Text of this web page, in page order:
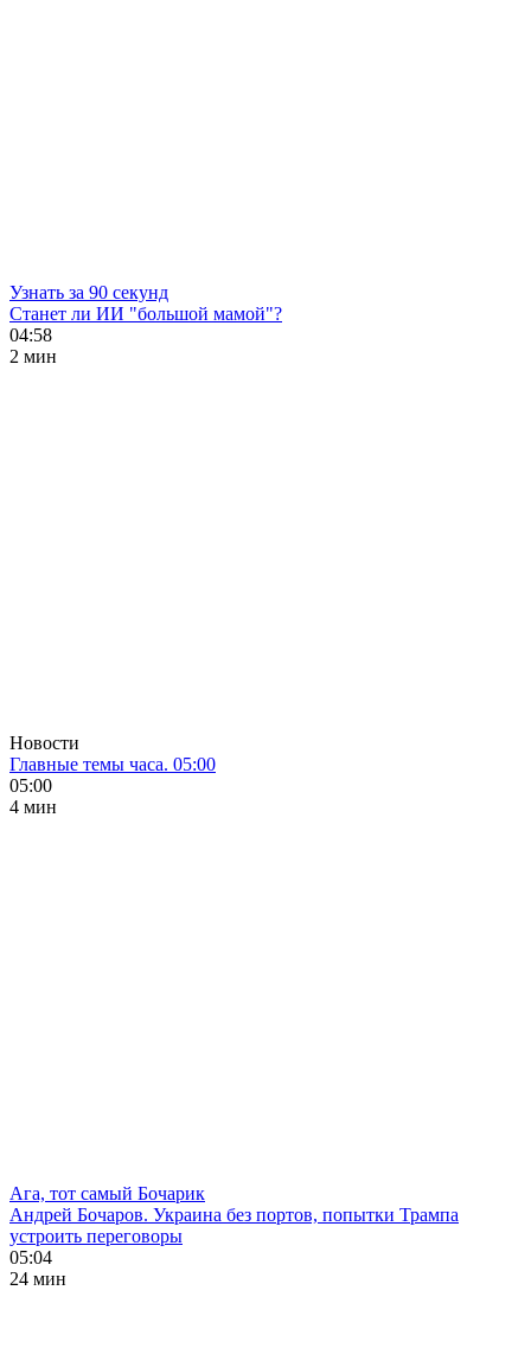
Узнать за 90 секунд
Станет ли ИИ "большой мамой"?
04:58
2 мин
Новости
Главные темы часа. 05:00
05:00
4 мин
Ага, тот самый Бочарик
Андрей Бочаров. Украина без портов, попытки Трампа
устроить переговоры
05:04
24 мин